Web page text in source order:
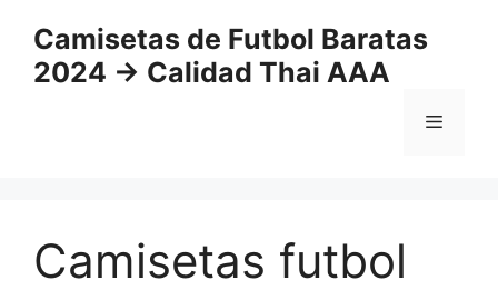
contenido
Camisetas de Futbol Baratas
2024 → Calidad Thai AAA
Menú
Camisetas futbol